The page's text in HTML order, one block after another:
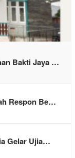
Bakti Jaya …
Respon Be…
Gelar Ujia…